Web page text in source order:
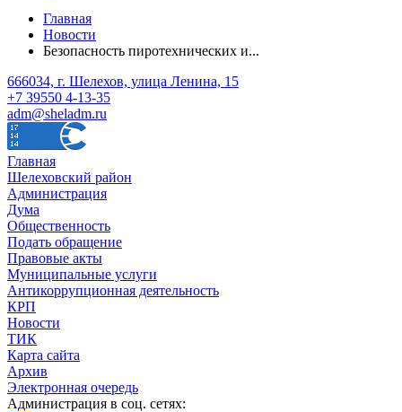
Главная
Новости
Безопасность пиротехнических и...
666034, г. Шелехов, улица Ленина, 15
+7 39550 4-13-35
adm@sheladm.ru
Главная
Шелеховский район
Администрация
Дума
Общественность
Подать обращение
Правовые акты
Муниципальные услуги
Антикоррупционная деятельность
КРП
Новости
ТИК
Карта сайта
Архив
Электронная очередь
Администрация в соц. сетях: